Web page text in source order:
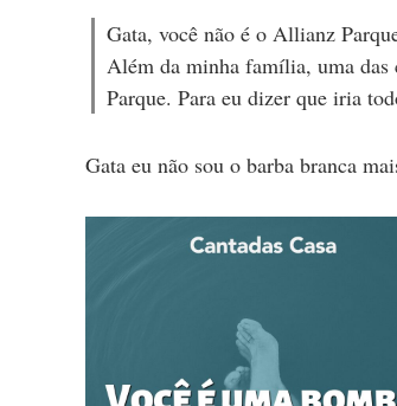
Gata, você não é o Allianz
Além da minha família, uma das
Parque. Para eu dizer que iria
Gata eu não sou o barba branca